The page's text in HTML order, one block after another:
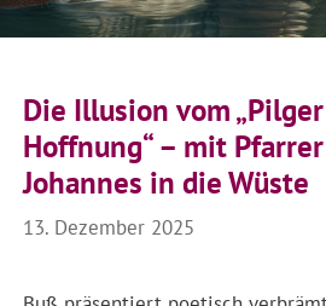
Die Illusion vom
Hoffnung“ – mit
Johannes in die Wüste
13. Dezember 2025